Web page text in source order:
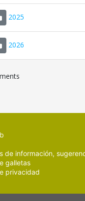
2025
2026
de información,
galletas
privacidad